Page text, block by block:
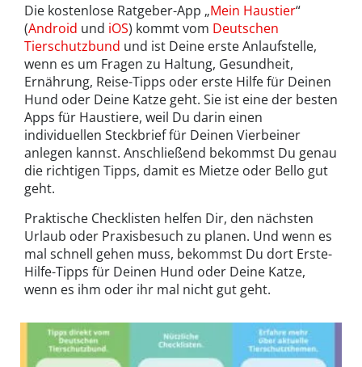
Die kostenlose Ratgeber-App „Mein Haustier“
(Android und iOS) kommt vom Deutschen
Tierschutzbund und ist Deine erste Anlaufstelle,
wenn es um Fragen zu Haltung, Gesundheit,
Ernährung, Reise-Tipps oder erste Hilfe für Deinen
Hund oder Deine Katze geht. Sie ist eine der besten
Apps für Haustiere, weil Du darin einen
individuellen Steckbrief für Deinen Vierbeiner
anlegen kannst. Anschließend bekommst Du genau
die richtigen Tipps, damit es Mietze oder Bello gut
geht.
Praktische Checklisten helfen Dir, den nächsten
Urlaub oder Praxisbesuch zu planen. Und wenn es
mal schnell gehen muss, bekommst Du dort Erste-
Hilfe-Tipps für Deinen Hund oder Deine Katze,
wenn es ihm oder ihr mal nicht gut geht.